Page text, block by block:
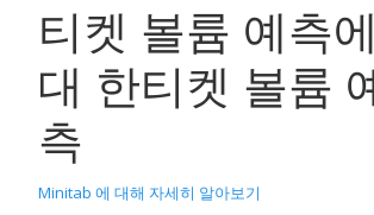
티켓 볼륨 예측에
대 한티켓 볼륨
측
Minitab 에 대해 자세히 알아보기